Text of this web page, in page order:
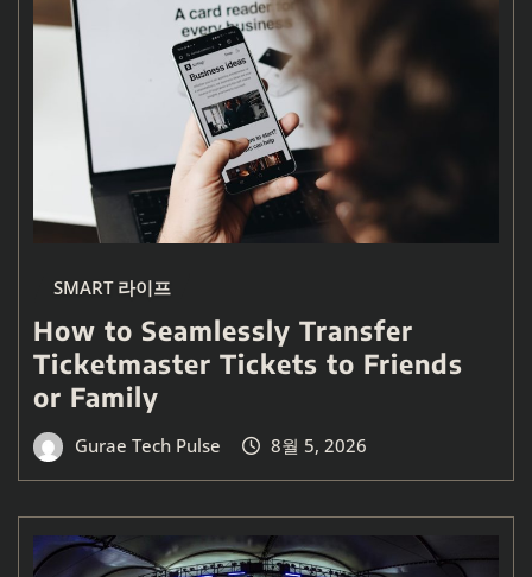
SMART 라이프
How to Seamlessly Transfer
Ticketmaster Tickets to Friends
or Family
Gurae Tech Pulse 8월 5, 2026